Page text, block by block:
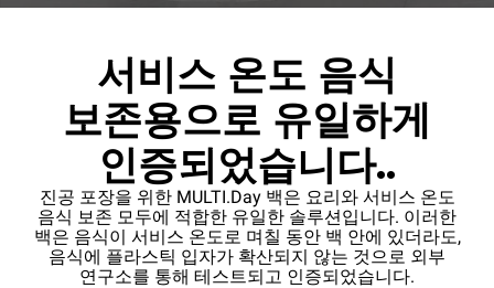
서비스 온도 음식
보존용으로 유일하게
인증되었습니다..
진공 포장을 위한 MULTI.Day 백은 요리와 서비스 온도
음식 보존 모두에 적합한 유일한 솔루션입니다. 이러한
백은 음식이 서비스 온도로 며칠 동안 백 안에 있더라도,
음식에 플라스틱 입자가 확산되지 않는 것으로 외부
연구소를 통해 테스트되고 인증되었습니다.